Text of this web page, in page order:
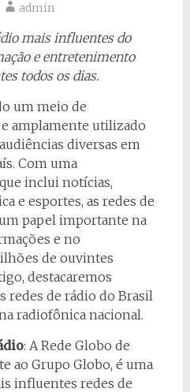
admin
mais influentes do
e entretenimento
todos os dias.
um meio de
amplamente utilizado
diversas em
Com uma
inclui notícias,
e esportes, as redes de
papel importante na
e no
de ouvintes
destacaremos
redes de rádio do Brasil
radiofônica nacional.
: A Rede Globo de
ao Grupo Globo, é uma
influentes redes de